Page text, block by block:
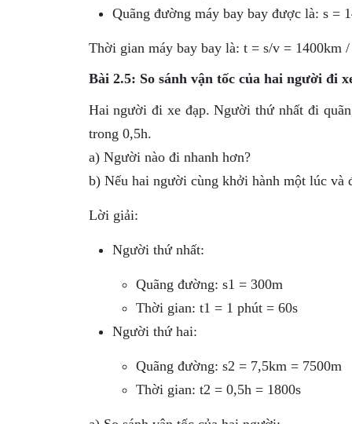
Quãng đường máy bay bay được là: s =
Thời gian máy bay bay là: t = s/v = 1400km
Bài 2.5: So sánh vận tốc của hai người đi
Hai người đi xe đạp. Người thứ nhất đi
trong 0,5h.
a) Người nào đi nhanh hơn?
b) Nếu hai người cùng khởi hành một lúc và
Lời giải:
Người thứ nhất:
Quãng đường: s1 = 300m
Thời gian: t1 = 1 phút = 60s
Người thứ hai:
Quãng đường: s2 = 7,5km = 7500m
Thời gian: t2 = 0,5h = 1800s